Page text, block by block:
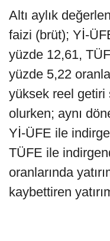
Altı aylık
faizi (brüt); Yİ-
yüzde 12,61,
yüzde 5,22
yüksek reel getiri
olurken; aynı
Yİ-ÜFE ile
TÜFE ile
oranlarında
kaybettiren